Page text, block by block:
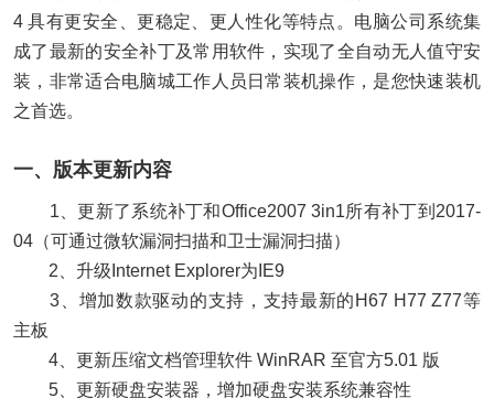
4 具有更安全、更稳定、更人性化等特点。电脑公司系统集
成了最新的安全补丁及常用软件，实现了全自动无人值守安
装，非常适合电脑城工作人员日常装机操作，是您快速装机
之首选。
一、版本更新内容
1、更新了系统补丁和Office2007 3in1所有补丁到2017-
04（可通过微软漏洞扫描和卫士漏洞扫描）
2、升级Internet Explorer为IE9
3、增加数款驱动的支持，支持最新的H67 H77 Z77等
主板
4、更新压缩文档管理软件 WinRAR 至官方5.01 版
5、更新硬盘安装器，增加硬盘安装系统兼容性